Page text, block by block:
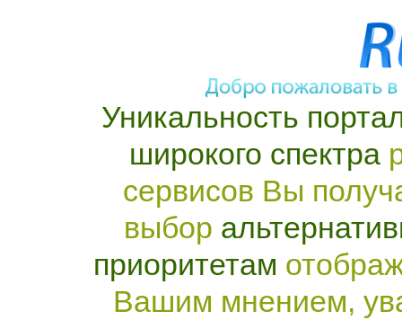
Уникальность
широкого спектра
сервисов Вы
выбор
приоритетам
Вашим мнением,